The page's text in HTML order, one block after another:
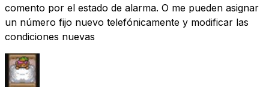
comento por el estado de alarma. O me pueden asignar
un número fijo nuevo telefónicamente y modificar las
condiciones nuevas